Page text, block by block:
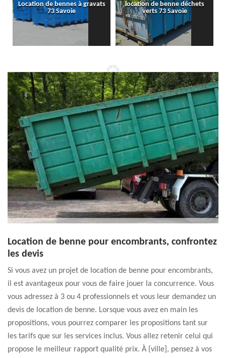
Location de bennes à gravats
73 Savoie
location de benne déchets
verts 73 Savoie
Location de benne pour encombrants, confrontez
les devis
Si vous avez un projet de location de benne pour encombrants,
il est avantageux pour vous de faire jouer la concurrence. Vous
vous adressez à 3 ou 4 professionnels et vous leur demandez un
devis de location de benne. Lorsque vous avez en main les
propositions, vous pourrez comparer les propositions tant sur
les tarifs que sur les services inclus. Vous allez retenir celui qui
propose le meilleur rapport qualité prix. À {ville], pensez à vos